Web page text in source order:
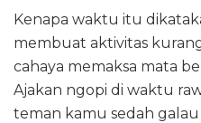
Kenapa waktu itu
membuat aktivitas
cahaya memaksa mata
Ajakan ngopi di waktu
teman kamu sedah galau